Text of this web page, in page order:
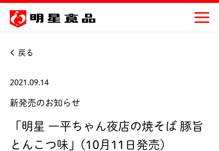
戻る
2021.09.14
新発売のお知らせ
「明星 一平ちゃん夜店の焼そば 豚旨
とんこつ味」(10月11日発売)